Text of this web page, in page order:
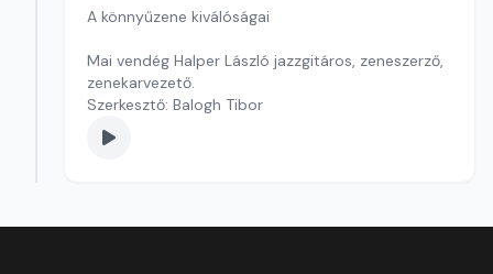
A könnyűzene kiválóságai
Mai vendég Halper László jazzgitáros, zeneszerző,
zenekarvezető.
Szerkesztő: Balogh Tibor